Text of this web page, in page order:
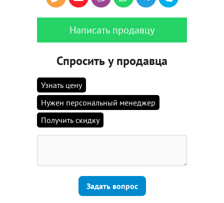
Написать продавцу
Спросить у продавца
Узнать цену
Нужен персональный менеджер
Получить скидку
Задать вопрос